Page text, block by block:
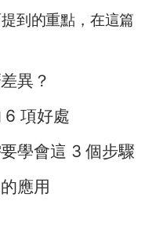
到的重點，在這篇
異？
6 項好處
學會這 3 個步驟
應用